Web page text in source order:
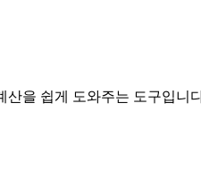
을 쉽게 도와주는 도구입